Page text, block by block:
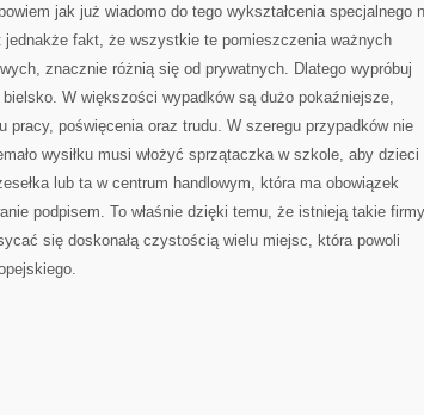
jak już wiadomo do tego wykształcenia specjalnego
fakt, że wszystkie te pomieszczenia ważnych
znacznie różnią się od prywatnych. Dlatego wypróbuj
W większości wypadków są dużo pokaźniejsze,
pracy, poświęcenia oraz trudu. W szeregu przypadków nie
wysiłku musi włożyć sprzątaczka w szkole, aby dzieci
lub ta w centrum handlowym, która ma obowiązek
podpisem. To właśnie dzięki temu, że istnieją takie
się doskonałą czystością wielu miejsc, która powoli